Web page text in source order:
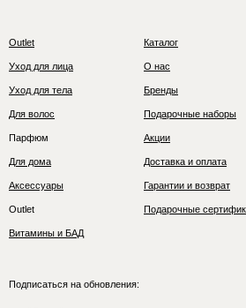
Outlet
Уход для лица
Уход для тела
Для волос
Парфюм
Для дома
Аксессуары
Outlet
Витамины и БАД
Каталог
О нас
Бренды
Подарочные наборы
Акции
Доставка и оплата
Гарантии и возврат
Подарочные
Подписаться на обновления: